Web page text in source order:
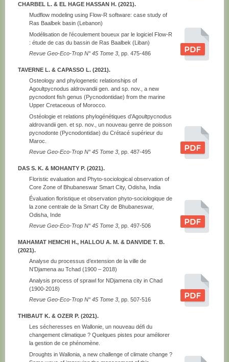
CHARBEL L. & EL HAGE HASSAN H. (2021).
Mudflow modeling using Flow-R software: case study of
Ras Baalbek basin (Lebanon)
Modélisation de l’écoulement boueux par le logiciel Flow-R
: étude de cas du bassin de Ras Baalbek (Liban)
Revue Geo-Eco-Trop N° 45 Tome 3 , pp. 475-486
TAVERNE L. & CAPASSO L. (2021).
Osteology and phylogenetic relationships of
Agoultpycnodus aldrovandii gen. and sp. nov., a new
pycnodont fish genus (Pycnodontidae) from the marine
Upper Cretaceous of Morocco.
Ostéologie et relations phylogénétiques d’Agoultpycnodus
aldrovandii gen. et sp. nov., un nouveau genre de poisson
pycnodonte (Pycnodontidae) du Crétacé supérieur du
Maroc.
Revue Geo-Eco-Trop N° 45 Tome 3 , pp. 487-495
DAS S. K. & MOHANTY P. (2021).
Floristic evaluation and Phyto-sociological observation of
Core Zone of Bhubaneswar Smart City, Odisha, India
Évaluation floristique et observation phyto-sociologique de
la zone centrale de la Smart City de Bhubaneswar,
Odisha, Inde
Revue Geo-Eco-Trop N° 45 Tome 3 , pp. 497-506
MAHAMAT HEMCHI H., HALLOU A. M. & DANVIDE T. B.
(2021).
Analyse du processus d’extension de la ville de
N’Djamena au Tchad (1900 – 2018)
Analysis process of sprawl for NDjamena city in Chad
(1900-2018)
Revue Geo-Eco-Trop N° 45 Tome 3 , pp. 507-516
THIBAUT K. & OZER P. (2021).
Les sécheresses en Wallonie, un nouveau défi du
changement climatique ? Quelques pistes pour améliorer
la gestion de ce phénomène.
Droughts in Wallonia, a new challenge of climate change ?